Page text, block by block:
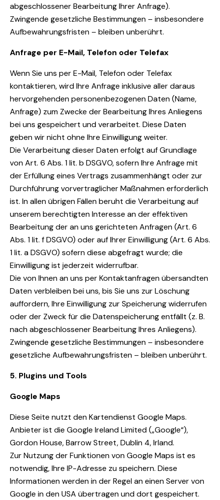
abgeschlossener Bearbeitung Ihrer Anfrage).
Zwingende gesetzliche Bestimmungen – insbesondere
Aufbewahrungsfristen – bleiben unberührt.
Anfrage per E-Mail, Telefon oder Telefax
Wenn Sie uns per E-Mail, Telefon oder Telefax
kontaktieren, wird Ihre Anfrage inklusive aller daraus
hervorgehenden personenbezogenen Daten (Name,
Anfrage) zum Zwecke der Bearbeitung Ihres Anliegens
bei uns gespeichert und verarbeitet. Diese Daten
geben wir nicht ohne Ihre Einwilligung weiter.
Die Verarbeitung dieser Daten erfolgt auf Grundlage
von Art. 6 Abs. 1 lit. b DSGVO, sofern Ihre Anfrage mit
der Erfüllung eines Vertrags zusammenhängt oder zur
Durchführung vorvertraglicher Maßnahmen erforderlich
ist. In allen übrigen Fällen beruht die Verarbeitung auf
unserem berechtigten Interesse an der effektiven
Bearbeitung der an uns gerichteten Anfragen (Art. 6
Abs. 1 lit. f DSGVO) oder auf Ihrer Einwilligung (Art. 6 Abs.
1 lit. a DSGVO) sofern diese abgefragt wurde; die
Einwilligung ist jederzeit widerrufbar.
Die von Ihnen an uns per Kontaktanfragen übersandten
Daten verbleiben bei uns, bis Sie uns zur Löschung
auffordern, Ihre Einwilligung zur Speicherung widerrufen
oder der Zweck für die Datenspeicherung entfällt (z. B.
nach abgeschlossener Bearbeitung Ihres Anliegens).
Zwingende gesetzliche Bestimmungen – insbesondere
gesetzliche Aufbewahrungsfristen – bleiben unberührt.
5. Plugins und Tools
Google Maps
Diese Seite nutzt den Kartendienst Google Maps.
Anbieter ist die Google Ireland Limited („Google“),
Gordon House, Barrow Street, Dublin 4, Irland.
Zur Nutzung der Funktionen von Google Maps ist es
notwendig, Ihre IP-Adresse zu speichern. Diese
Informationen werden in der Regel an einen Server von
Google in den USA übertragen und dort gespeichert.